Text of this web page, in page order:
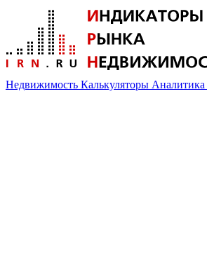
Недвижимость Калькуляторы Аналитика